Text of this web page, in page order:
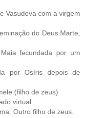
Vasudeva com a virgem
do Deus Marte,
fecundada por um
por Osíris depois de
de zeus)
virtual.
Outro filho de zeus.